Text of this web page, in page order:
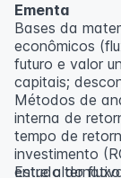
Ementa
Bases da
econômicos
futuro e valor
capitais;
Métodos de
interna de
tempo de
investimento
entre
Estudo do